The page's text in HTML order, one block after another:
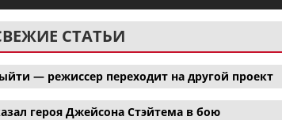
СТАТЬИ
— режиссер переходит на другой проект
героя Джейсона Стэйтема в бою